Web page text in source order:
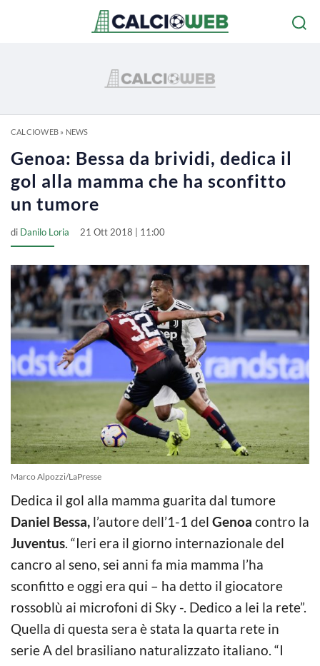
CALCIOWEB» NEWS
Genoa: Bessa da brividi, dedica il
gol alla mamma che ha sconfitto
un tumore
di Danilo Loria 21 Ott 2018 | 11:00
Marco Alpozzi/LaPresse
Dedica il gol alla mamma guarita dal tumore
Daniel Bessa, l’autore dell’1-1 del Genoa contro la
Juventus. “Ieri era il giorno internazionale del
cancro al seno, sei anni fa mia mamma l’ha
sconfitto e oggi era qui – ha detto il giocatore
rossoblù ai microfoni di Sky -. Dedico a lei la rete”.
Quella di questa sera è stata la quarta rete in
serie A del brasiliano naturalizzato italiano. “I